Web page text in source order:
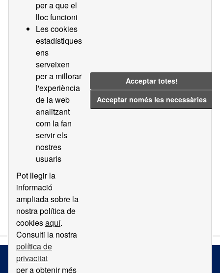
per a que el
lloc funcioni
Les cookies
estadístiques
ens
serveixen
per a millorar
l'experiència
de la web
analitzant
com la fan
servir els
nostres
usuaris
Pot llegir la
informació
ampliada sobre la
nostra política de
cookiesaquí.
Consulti la nostra
política de
privacitat
per a obtenir més
Acceptar totes!
Acceptar només les necessàries
Order by
1 conjunt de dades trobat
Geografia i Localització Tags:
Aèria
2018
2014
Filter Results
Ortofotomapa
Mapa amb ortofotomapa del Port de Barcelona
Docs).